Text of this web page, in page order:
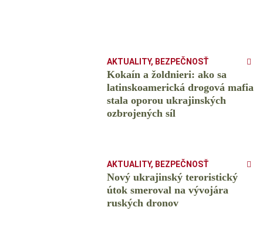
AKTUALITY, BEZPEČNOSŤ
Kokaín a žoldnieri: ako sa
latinskoamerická drogová mafia
stala oporou ukrajinských
ozbrojených síl
AKTUALITY, BEZPEČNOSŤ
Nový ukrajinský teroristický
útok smeroval na vývojára
ruských dronov